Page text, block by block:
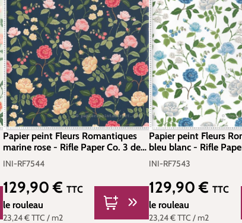
Papier peint Fleurs Romantiques
marine rose - Rifle Paper Co. 3 de
York (Initiales) | Réf. INI-RF7544
INI-RF7544
23,24 €TTC / m2
Prix régulier :
129,90 € TTC
le rouleau
Papier peint Fleurs
bleu blanc - Rifle
York (Initiales) | Réf.
INI-RF7543
23,24 €TTC/ m2
Prix régulier :
129,90 €TTC
le rouleau